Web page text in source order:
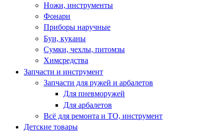
Ножи, инструменты
Фонари
Приборы наручные
Буи, куканы
Сумки, чехлы, питомзы
Химсредства
Запчасти и инструмент
Запчасти для ружей и арбалетов
Для пневморужей
Для арбалетов
Всё для ремонта и ТО, инструмент
Детские товары